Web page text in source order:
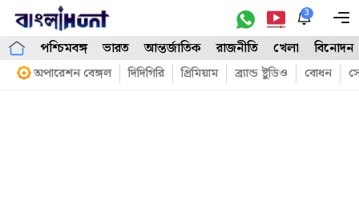
Skip
content
3
পশ্চিমবঙ্গ ভারত আন্তর্জাতিক রাজনীতি খেলা বিনোদন
অপারেশন বেঙ্গল দিদিগিরি প্রিমিয়াম ব্র্যান্ড ষ্টুডিও বোধন